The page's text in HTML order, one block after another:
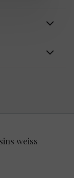
weiss